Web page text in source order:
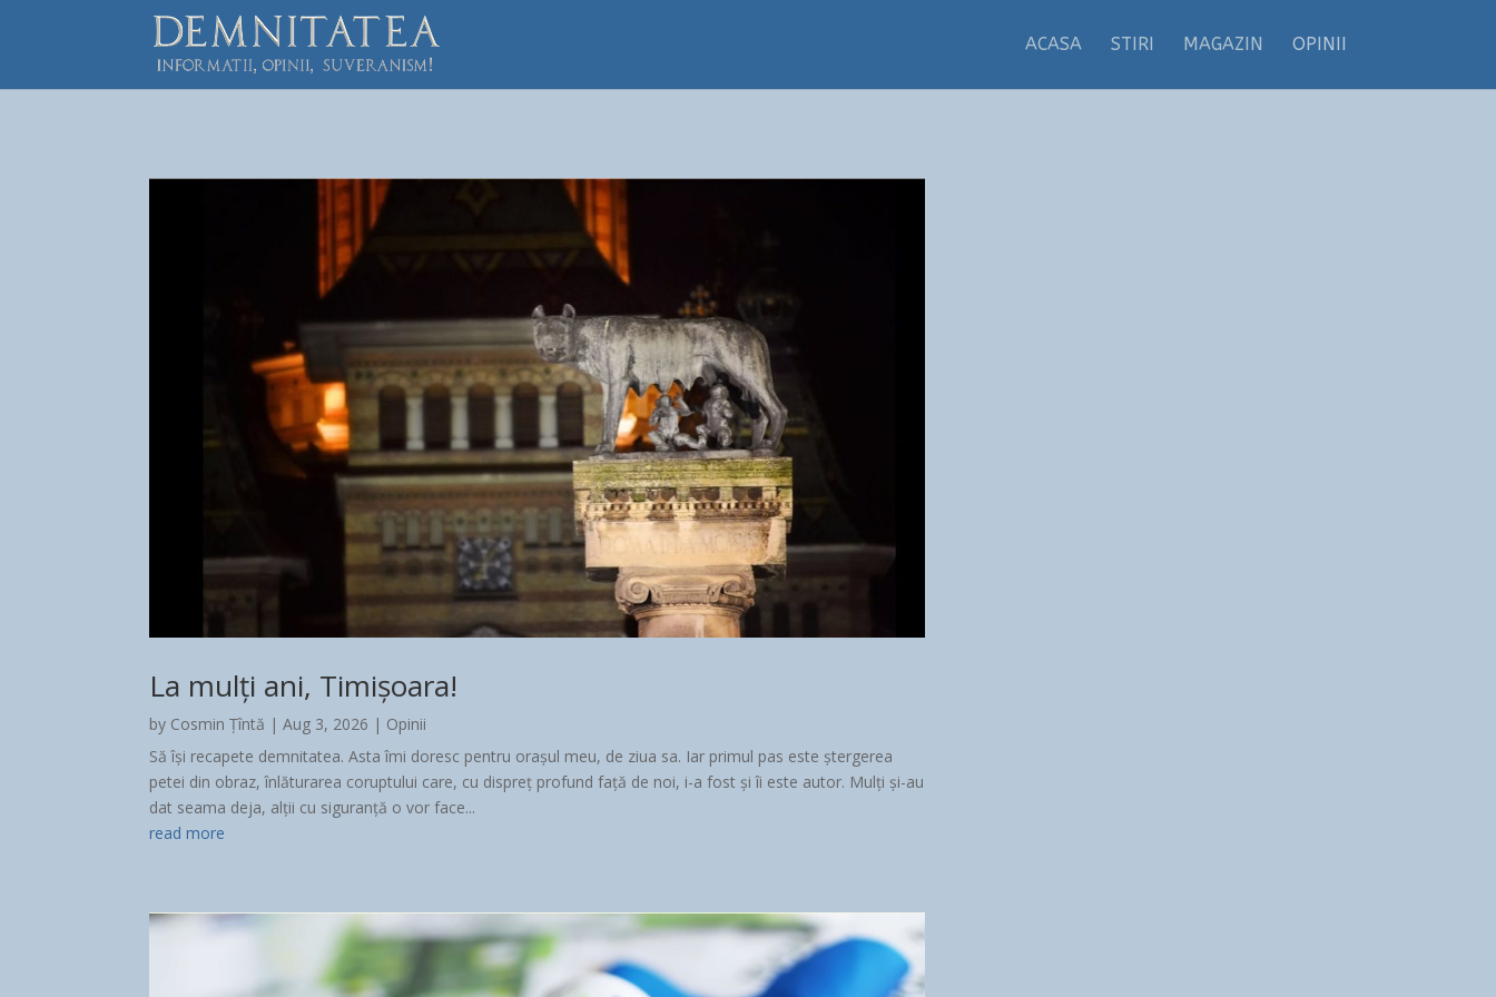
ACASA STIRI MAGAZIN OPINII
La mulți ani, Timișoara!
by Cosmin Țîntă |Aug 3, 2026 | Opinii
Să își recapete demnitatea. Asta îmi doresc pentru orașul meu, de ziua sa. Iar primul pas este ștergerea
petei din obraz, înlăturarea coruptului care, cu dispreț profund față de noi, i-a fost și îi este autor. Mulți și-au
dat seama deja, alții cu siguranță o vor face...
read more